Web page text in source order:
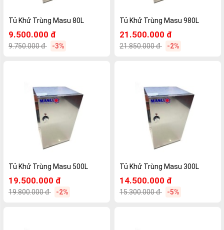
Tủ Khử Trùng Masu 80L
9.500.000 đ
9.750.000 đ -3%
Tủ Khử Trùng Masu 980L
21.500.000 đ
21.850.000 đ -2%
Tủ Khử Trùng Masu 500L
19.500.000 đ
19.800.000 đ -2%
Tủ Khử Trùng Masu 300L
14.500.000 đ
15.300.000 đ -5%